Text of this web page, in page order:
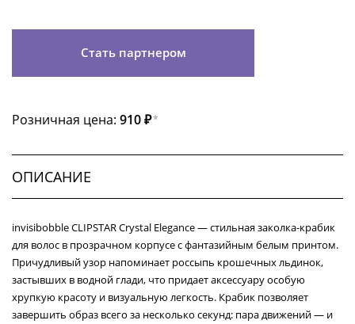
Стать партнером
Розничная цена: 910 ₽*
ОПИСАНИЕ
invisibobble CLIPSTAR Crystal Elegance — стильная заколка-крабик
для волос в прозрачном корпусе с фантазийным белым принтом.
Причудливый узор напоминает россыпь крошечных льдинок,
застывших в водной глади, что придает аксессуару особую
хрупкую красоту и визуальную легкость. Крабик позволяет
завершить образ всего за несколько секунд: пара движений — и